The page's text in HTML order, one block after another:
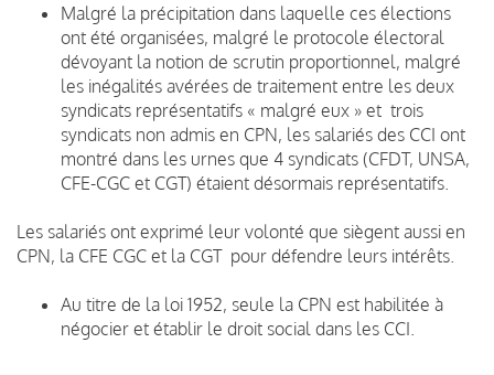
Malgré la précipitation dans laquelle ces élections
ont été organisées, malgré le protocole électoral
dévoyant la notion de scrutin proportionnel, malgré
les inégalités avérées de traitement entre les deux
syndicats représentatifs « malgré eux » et trois
syndicats non admis en CPN, les salariés des CCI ont
montré dans les urnes que 4 syndicats (CFDT, UNSA,
CFE-CGC et CGT) étaient désormais représentatifs.
Les salariés ont exprimé leur volonté que siègent aussi en
CPN, la CFE CGC et la CGT pour défendre leurs intérêts.
Au titre de la loi 1952, seule la CPN est habilitée à
négocier et établir le droit social dans les CCI.